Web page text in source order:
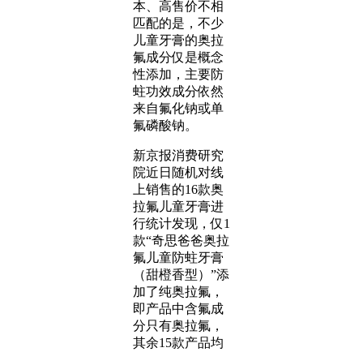
本、高售价不相
匹配的是，不少
儿童牙膏的奥拉
氟成分仅是概念
性添加，主要防
蛀功效成分依然
来自氟化钠或单
氟磷酸钠。
新京报消费研究
院近日随机对线
上销售的16款奥
拉氟儿童牙膏进
行统计发现，仅1
款“奇思爸爸奥拉
氟儿童防蛀牙膏
（甜橙香型）”添
加了纯奥拉氟，
即产品中含氟成
分只有奥拉氟，
其余15款产品均